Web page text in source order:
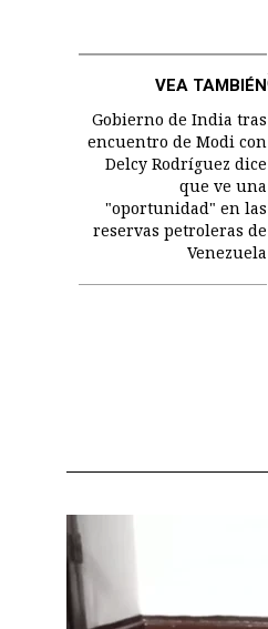
VEA TAMBIÉN
Gobierno de India tras
encuentro de Modi con
Delcy Rodríguez dice
que ve una
"oportunidad" en las
reservas petroleras de
Venezuela